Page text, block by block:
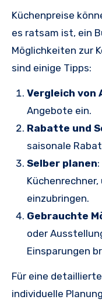
Küchenpreise
es ratsam ist, ein
Möglichkeiten zur
sind einige Tipps:
Vergleich von
Angebote ein.
Rabatte und
saisonale
Selber planen
einzubringen.
Gebrauchte
oder
Einsparungen
Für eine
individuelle